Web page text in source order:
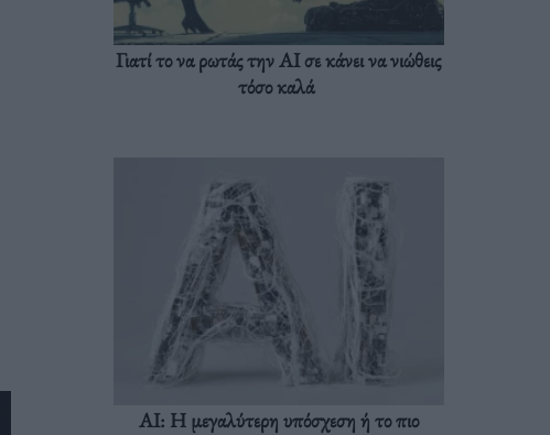
Γιατί το να ρωτάς την AI σε κάνει να νιώθεις
τόσο καλά
AI: Η μεγαλύτερη υπόσχεση ή το πιο